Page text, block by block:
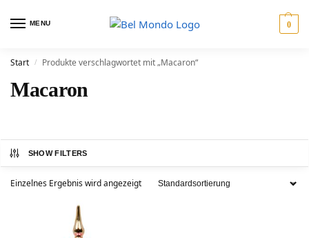
MENU 0
Start / Produkte verschlagwortet mit „Macaron“
Macaron
SHOW FILTERS
Einzelnes Ergebnis wird angezeigt